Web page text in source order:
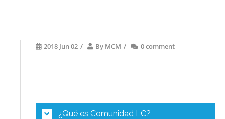
2018 Jun 02 / By MCM / 0 comment
¿Qué es Comunidad LC?